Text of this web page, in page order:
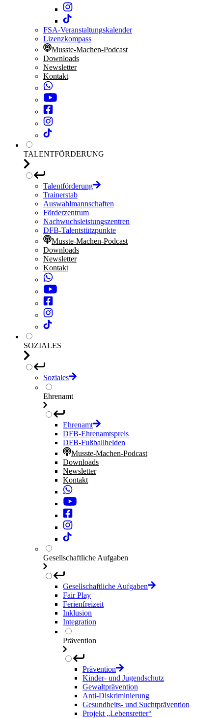
FSA-Veranstaltungskalender
Lizenzkompass
Musste-Machen-Podcast
Downloads
Newsletter
Kontakt
TALENTFÖRDERUNG
Talentförderung
Trainerstab
Auswahlmannschaften
Förderzentrum
Nachwuchsleistungszentren
DFB-Talentstützpunkte
Musste-Machen-Podcast
Downloads
Newsletter
Kontakt
SOZIALES
Soziales
Ehrenamt
Ehrenamt
DFB-Ehrenamtspreis
DFB-Fußballhelden
Musste-Machen-Podcast
Downloads
Newsletter
Kontakt
Gesellschaftliche Aufgaben
Gesellschaftliche Aufgaben
Fair Play
Ferienfreizeit
Inklusion
Integration
Prävention
Prävention
Kinder- und Jugendschutz
Gewaltprävention
Anti-Diskriminierung
Gesundheits- und Suchtprävention
Projekt „Lebensretter“